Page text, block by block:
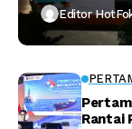
Editor
Rantai